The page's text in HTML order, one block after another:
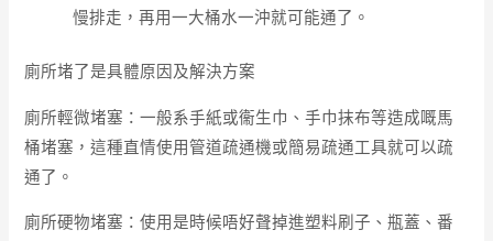
慢排走，再用一大桶水一沖就可能通了。
廁所堵了是具體原因及解決方案
廁所輕微堵塞：一般系手紙或衞生巾、手巾抹布等造成嘅馬
桶堵塞，這種直情使用管道疏通機或簡易疏通工具就可以疏
通了。
廁所硬物堵塞：使用是時候唔好聲掉進塑料刷子、瓶蓋、番